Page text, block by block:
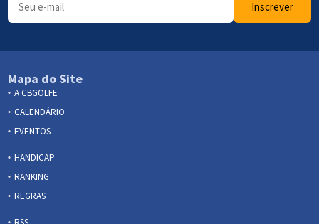
Inscrever
Mapa do Site
A CBGOLFE
CALENDÁRIO
EVENTOS
HANDICAP
RANKING
REGRAS